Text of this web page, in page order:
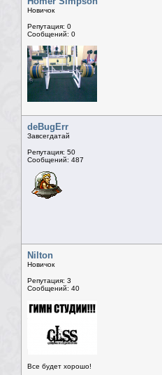
Новичок
Репутация: 0
Сообщений: 0
deBugЕrr
Завсегдатай
Репутация: 50
Сообщений: 487
Nilton
Новичок
Репутация: 3
Сообщений: 40
Все будет хорошо!